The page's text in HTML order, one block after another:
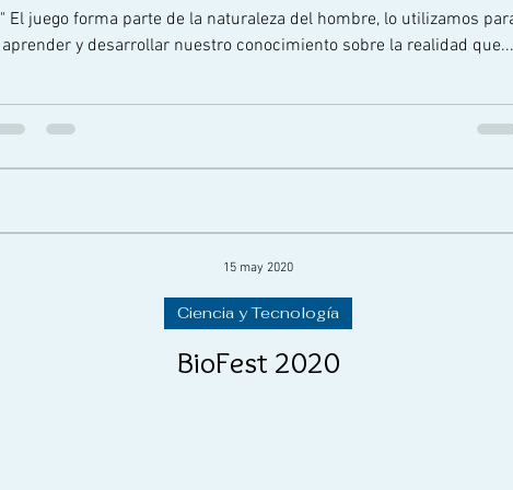
" El juego forma parte de la naturaleza del hombre, lo utilizamos
aprender y desarrollar nuestro conocimiento sobre la realidad que...
BioFest 2020
Ciencia y Tecnología
15 may 2020